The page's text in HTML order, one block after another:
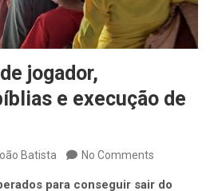
jogador,
e execução de
Batista No Comments
para conseguir sair do